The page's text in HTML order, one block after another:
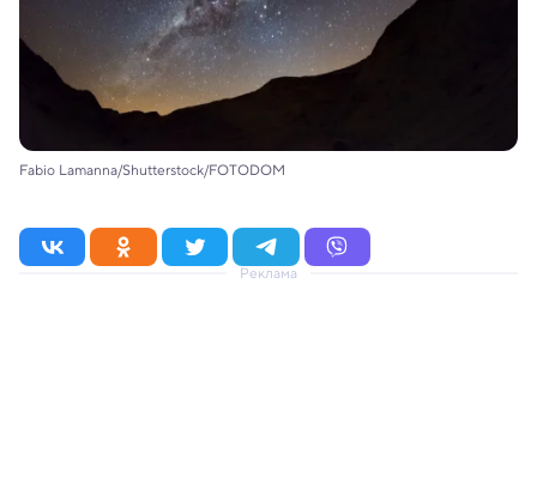
Fabio Lamanna/Shutterstock/FOTODOM
Реклама